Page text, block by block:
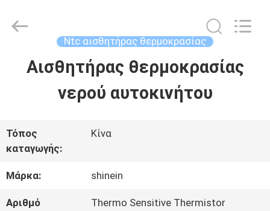
ΣΠΊΤΙ
ΠΕΡΊΠΟΥ
ΕΜΕΊΣ
Electornics
Ntc αισθητήρας θερμοκρασίας
Αισθητήρας θερμοκρασίας
νερού αυτοκινήτου
Τόπος
καταγωγής:
Κίνα
Μάρκα: shinein
Αριθμό
Thermo Sensitive Thermistor